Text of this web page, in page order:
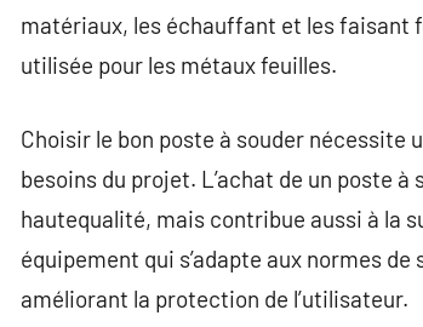
matériaux, les échauffant et les faisant
utilisée pour les métaux feuilles.
Choisir le bon poste à souder nécessite
besoins du projet. L’achat de un poste
hautequalité, mais contribue aussi à la
équipement qui s’adapte aux normes
améliorant la protection de l’utilisateur.